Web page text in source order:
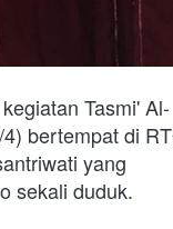
Tasmi' Al-
bertempat di
yang
sekali duduk.